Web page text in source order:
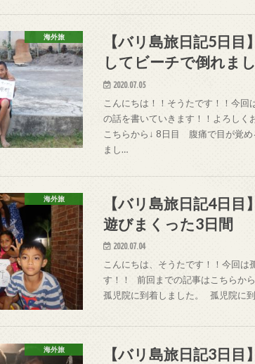
海外旅
【バリ島旅日記5日
してビーチで倒れま
2020.07.05
こんにちは！！そうたです！！今
の話を書いていきます！！よろし
こちらから↓ 8日目 腹痛で目が覚
まし…
海外旅
【バリ島旅日記4日
遊びまくった3日間
2020.07.04
こんにちは、そうたです！！今回は
す！！ 前回までの記事はこちらか
孤児院に到着しました。 孤児院に
海外旅
【バリ島旅日記3日